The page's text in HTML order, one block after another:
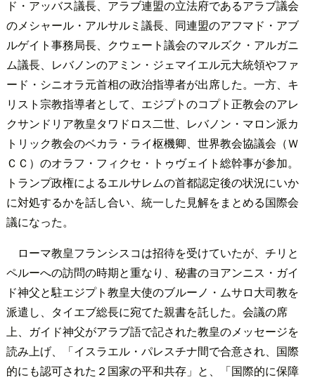
ド・アッバス議長、アラブ連盟の立法府であるアラブ議会
のメシャール・アルサルミ議長、同連盟のアフマド・アブ
ルゲイト事務局長、クウェート議会のマルズク・アルガニ
ム議長、レバノンのアミン・ジェマイエル元大統領やファ
ード・シニオラ元首相の政治指導者が出席した。一方、キ
リスト宗教指導者として、エジプトのコプト正教会のアレ
クサンドリア教皇タワドロス二世、レバノン・マロン派カ
トリック教会のベカラ・ライ枢機卿、世界教会協議会（Ｗ
ＣＣ）のオラフ・フィクセ・トゥヴェイト総幹事が参加。
トランプ政権によるエルサレムの首都認定後の状況にいか
に対処するかを話し合い、統一した見解をまとめる国際会
議になった。
ローマ教皇フランシスコは招待を受けていたが、チリと
ペルーへの訪問の時期と重なり、秘書のヨアンニス・ガイ
ド神父と駐エジプト教皇大使のブルーノ・ムサロ大司教を
派遣し、タイエブ総長に宛てた親書を託した。会議の席
上、ガイド神父がアラブ語で記された教皇のメッセージを
読み上げ、「イスラエル・パレスチナ間で合意され、国際
的にも認可された２国家の平和共存」と、「国際的に保障